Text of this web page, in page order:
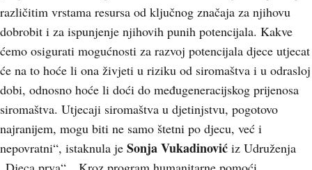
različitim vrstama resursa od ključnog značaja za njihovu
dobrobit i za ispunjenje njihovih punih potencijala. Kakve
ćemo osigurati mogućnosti za razvoj potencijala djece utjecat
će na to hoće li ona živjeti u riziku od siromaštva i u odrasloj
dobi, odnosno hoće li doći do međugeneracijskog prijenosa
siromaštva. Utjecaji siromaštva u djetinjstvu, pogotovo
najranijem, mogu biti ne samo štetni po djecu, već i
nepovratni“, istaknula je Sonja Vukadinović iz Udruženja